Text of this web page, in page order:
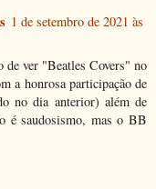
1 de setembro de 2021 às
ver "Beatles Covers" no
a honrosa participação de
no dia anterior) além de
é saudosismo, mas o BB